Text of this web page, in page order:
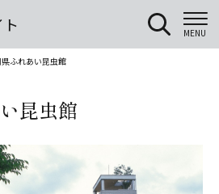
MENU
ふれあい昆虫館
昆虫館